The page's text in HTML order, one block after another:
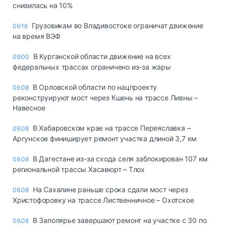
снизилась на 10%
09:16 Грузовикам во Владивостоке ограничат движение
на время ВЭФ
09:00
В Курганской области движение на всех
федеральных трассах ограничено из-за жары
09.08 В Орловской области по нацпроекту
реконструируют мост через Кшень на трассе Ливны –
Навесное
09.08 В Хабаровском крае на трассе Переяславка –
Аргунское финиширует ремонт участка длиной 3,7 км
09.08 В Дагестане из-за схода селя заблокирован 107 км
региональной трассы Хасавюрт – Тлох
09.08 На Сахалине раньше срока сдали мост через
Христофоровку на трассе Лиственничное – Охотское
09.08 В Заполярье завершают ремонт на участке с 30 по